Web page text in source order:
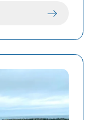
新島かるた
、雨の日や
ます。
や歴史、文
ポットで
ます。
のコーガ石
、写真映え